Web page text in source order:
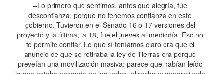
–Lo primero que sentimos, antes que alegría, fue
desconfianza, porque no tenemos confianza en este
gobierno. Tuvieron en el Senado 16 o 17 versiones del
proyecto y la última, la 18, fue el jueves al mediodía. Eso no
te permite confiar. Lo que sí teníamos claro era que el
anuncio de que se retiraba la ley de Tierras era porque
preveían una movilización masiva: parece que habían leído